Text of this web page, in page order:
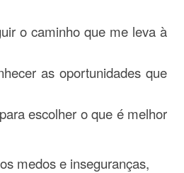
o caminho que me leva à
as oportunidades que
escolher o que é melhor
medos e inseguranças,